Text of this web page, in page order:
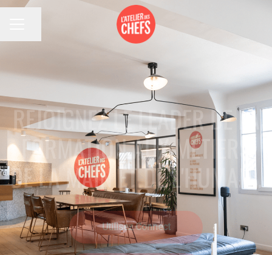
REJOIGNEZ LE LEADER DE LA
FORMATION AUX MÉTIERS
DE LA MAIN ET DE L'HUMAIN.
Utilisez Connect